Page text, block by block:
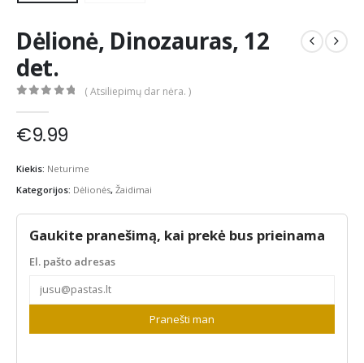
Dėlionė, Dinozauras, 12
det.
( Atsiliepimų dar nėra. )
€9.99
Kiekis: Neturime
Kategorijos: Dėlionės, Žaidimai
Gaukite pranešimą, kai prekė bus prieinama
El. pašto adresas
Pranešti man